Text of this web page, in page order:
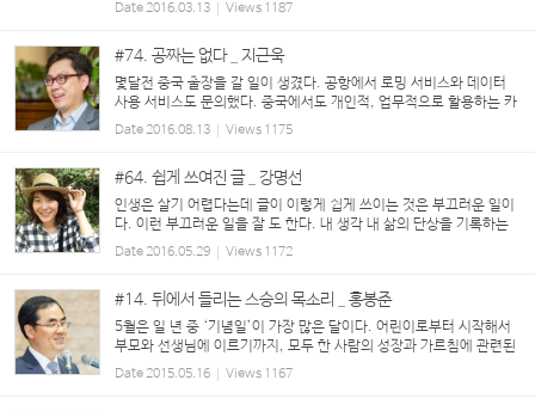
리 하나님의 대로를 평탄케 하라...
Date2016.03.13 Views 1187
#74. 공짜는 없다 _ 지근욱
몇달전 중국 출장을 갈 일이 생겼다. 공항에서 로밍 서비스와 데이터
사용 서비스도 문의했다. 중국에서도 개인적, 업무적으로 활용하는 카
톡을 계속 사용하기 위함이다. 중국은 데이터 무한 사용 기준으로 하루
에 1만원, 5일이면 5만원이라는 설명이다...
Date2016.08.13 Views 1175
#64. 쉽게 쓰여진 글 _ 강명선
인생은 살기 어렵다는데 글이 이렇게 쉽게 쓰이는 것은 부끄러운 일이
다. 이런 부끄러운 일을 잘 도 한다. 내 생각 내 삶의 단상을 기록하는
나의 카카오 스토리에는 쉽게 쓰여진 글들이 많다. 문득 나타난 한 풍
경 앞에 시간을 정지 시키...
Date2016.05.29 Views 1172
#14. 뒤에서 들리는 스승의 목소리 _ 홍봉준
5월은 일 년 중 ‘기념일’이 가장 많은 달이다. 어린이로부터 시작해서
부모와 선생님에 이르기까지, 모두 한 사람의 성장과 가르침에 관련된
날들이다. 그중에서 스승의 날은 그 의미와 가치가 많이 퇴색했지만,
그래도 스승은 변치 않는 우리 ...
Date2015.05.16 Views 1167